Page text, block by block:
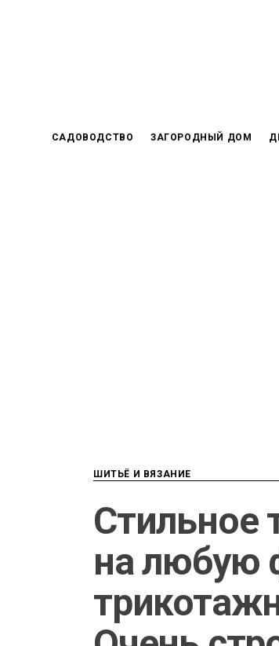
САДОВОДСТВО ЗАГОРОДНЫЙ ДОМ
ШИТЬЁ И ВЯЗАНИЕ
Стильное
на любую